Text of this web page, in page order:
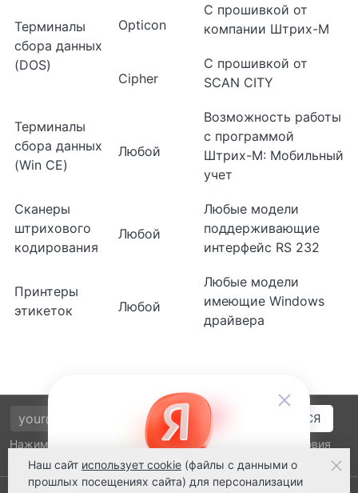
Терминалы
сбора данных
(DOS)
Opticon
C прошивкой от
компании Штрих-М
Cipher
C прошивкой от
SCAN CITY
Терминалы
сбора данных
(Win CE)
Любой
Возможность работы
с программой
Штрих-М: Мобильный
учет
Сканеры
штрихового
кодирования
Любой
Любые модели
поддерживающие
интерфейс RS 232
Принтеры
этикеток
Любой
Любые модели
имеющие Windows
драйвера
Нажимая на кнопку подтверждения, я принимаю условия
политики обработки персональных данных
Наш сайт использует cookie (файлы с данными о
прошлых посещениях сайта) для персонализации